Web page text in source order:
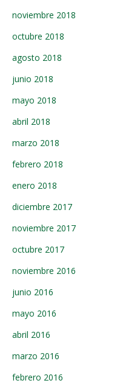
noviembre 2018
octubre 2018
agosto 2018
junio 2018
mayo 2018
abril 2018
marzo 2018
febrero 2018
enero 2018
diciembre 2017
noviembre 2017
octubre 2017
noviembre 2016
junio 2016
mayo 2016
abril 2016
marzo 2016
febrero 2016